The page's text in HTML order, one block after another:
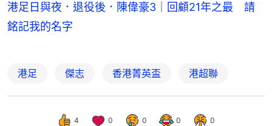
港足日與夜．退役後．陳偉豪3｜回顧21年之最 請
銘記我的名字
港足 傑志 香港菁英盃 港超聯
4 0 0 0 0